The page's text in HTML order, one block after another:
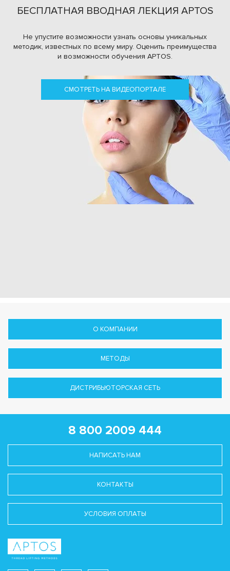
БЕСПЛАТНАЯ ВВОДНАЯ ЛЕКЦИЯ APTOS
Не упустите возможности узнать основы уникальных
методик, известных по всему миру. Оценить преимущества
и возможности обучения APTOS.
СМОТРЕТЬ НА ВИДЕОПОРТАЛЕ
О КОМПАНИИ
МЕТОДЫ
ДИСТРИБЬЮТОРСКАЯ СЕТЬ
8 800 2009 444
НАПИСАТЬ НАМ
КОНТАКТЫ
УСЛОВИЯ ОПЛАТЫ